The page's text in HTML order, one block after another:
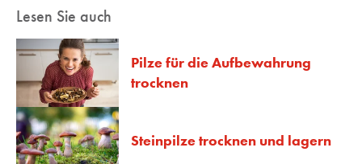
Lesen Sie auch
Pilze für die Aufbewahrung
trocknen
Steinpilze trocknen und lagern